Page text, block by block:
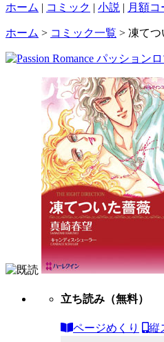
ホーム | コミック | 小説 | 月額コ
ホーム > コミック一覧 > 凍て
立ち読み （無料）
ページめくり 縦